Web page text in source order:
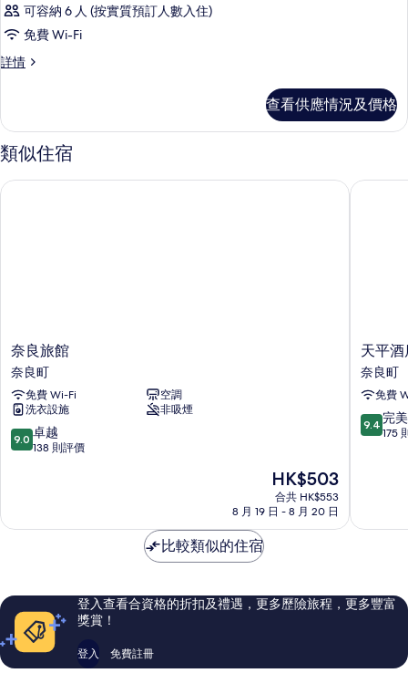
所
客
的
相
片
可容納 6 人 (按實質預訂人數入住)
免費 Wi-Fi
詳情
客
查看供應情況及價格
類似住宿
奈
良
旅
館
奈
良
町
奈良旅館
奈良町
免費 Wi-Fi
空調
洗衣設施
非吸煙
9.0
分
分)，
則
評
篇
9.0 卓越
138 則評價
現
售
HK$503
HK$503
合共 HK$553
8 月 19 日 - 8 月 20 日
奈良旅館
天
平
酒
店
な
ら
天平
奈良町
免費
9.4
分
完
評
價
9.4 完美
175
天平酒
比較類似的住宿
登入查看合資格的折扣及禮遇，更多歷險旅程，更多豐富
獎賞！
登入 免費註冊